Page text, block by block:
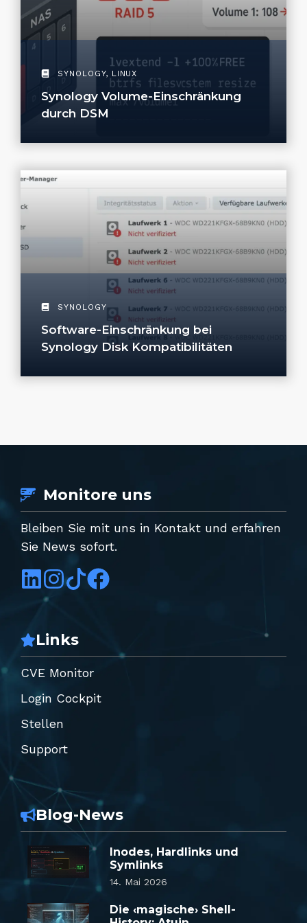
SYNOLOGY, LINUX
Synology Volume-Einschränkung
durch DSM
SYNOLOGY
Software-Einschränkung bei
Synology Disk Kompatibilitäten
Monitore uns
Bleiben Sie mit uns in Kontakt und erfahren
Sie News sofort.
Links
CVE Monitor
Login Cockpit
Stellen
Support
Blog-News
Inodes, Hardlinks und
Symlinks
14. Mai 2026
Die ‹magische› Shell-